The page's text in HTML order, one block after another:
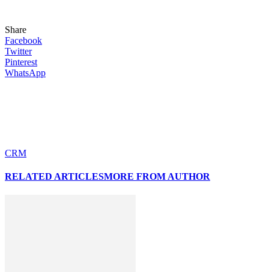
Share
Facebook
Twitter
Pinterest
WhatsApp
CRM
RELATED ARTICLESMORE FROM AUTHOR